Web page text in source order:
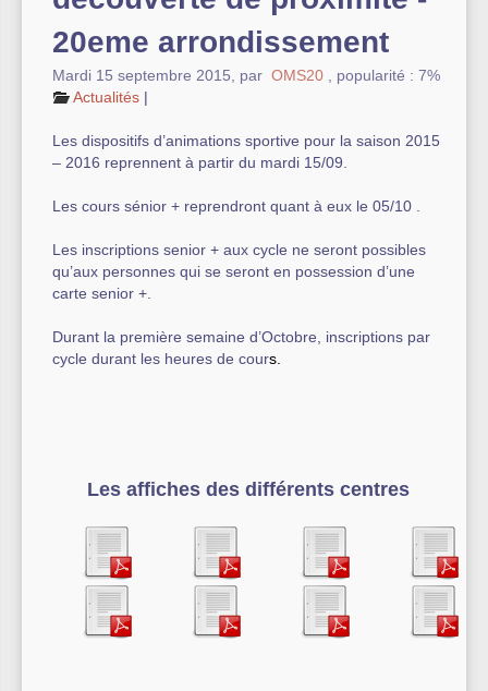
Autre équipement sportif
Actualités des associations
20eme arrondissement
Mardi 15 septembre 2015 par OMS20
popularité : 7%
Actualités |
Les dispositifs d’animations sportive pour la saison 2015
– 2016 reprennent à partir du mardi 15/09.
Les cours sénior + reprendront quant à eux le 05/10 .
Les inscriptions senior + aux cycle ne seront possibles
qu’aux personnes qui se seront en possession d’une
carte senior +.
Durant la première semaine d’Octobre, inscriptions par
cycle durant les heures de cours.
Les affiches des différents centres